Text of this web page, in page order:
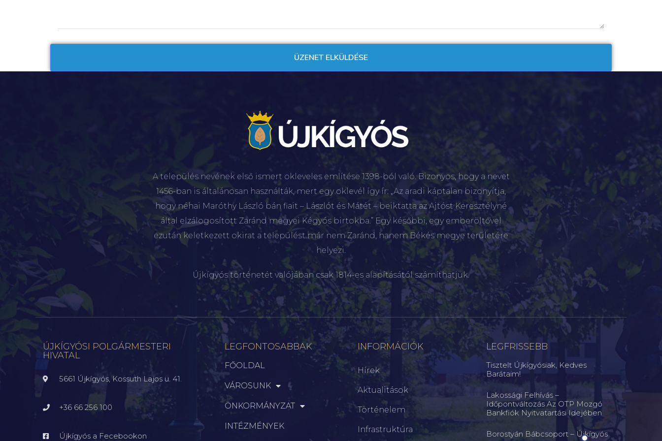
A település nevének első ismert okleveles említése 1398-ból való. Bizonyos, hogy a nevet
1456-ban is általánosan használták, mert egy oklevél így ír: „Az aradi káptalan bizonyítja,
hogy néhai Maróthy László bán fiait – Lászlót és Mátét – beiktatta az Ajtóst Keresztélyné
által elzálogosított Zaránd megyei Kégyós birtokba.” Egy későbbi, egy emberöltővel
ezután keletkezett okirat a települést már nem Zaránd, hanem Békés megye területére
helyezi.
Újkígyós történetét valójában csak 1814-es alapításától számíthatjuk.
ÚJKÍGYÓSI POLGÁRMESTERI
HIVATAL
5661 Újkígyós, Kossuth Lajos u. 41.
+36 66 256 100
Újkígyós a Fecebookon
LEGFONTOSABBAK
FŐOLDAL
VÁROSUNK
ÖNKORMÁNYZAT
INTÉZMÉNYEK
INFORMÁCIÓK
Hírek
Aktualitások
Történelem
Infrastruktúra
LEGFRISSEBB
Tisztelt Újkígyósiak, Kedves
Barátaim!
Lakossági Felhívás –
Időpontváltozás Az OTP Mozgó
Bankfiók Nyitvatartási Idejében
Borostyán Bábcsoport – Újkígyós